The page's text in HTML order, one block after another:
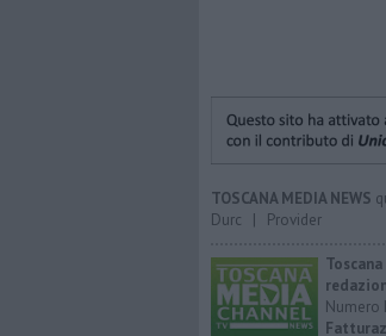
TOSCANA MEDIA NEWS
Durc | Provider
Numero